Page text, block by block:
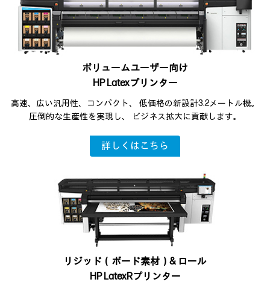
ボリュームユーザー向け
HP Latexプリンター
高速、広い汎用性、コンパクト、
低価格の新設計3.2メートル機。
圧倒的な生産性を実現し、
ビジネス拡大に貢献します。
詳しくはこちら
リジッド（ボード素材）& ロール
HP LatexRプリンター